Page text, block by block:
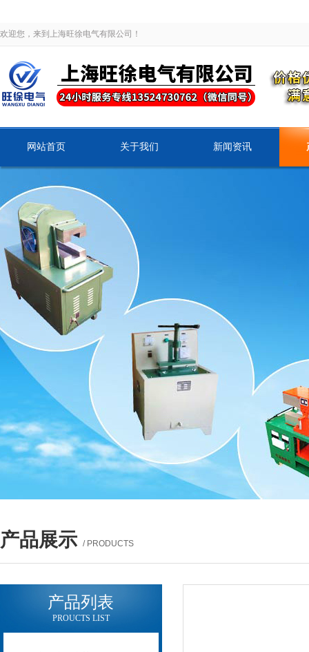
欢迎您，来到上海旺徐电气有限公司！
网站首页 关于我们 新闻资讯
产品展示 / PRODUCTS
产品列表
PROUCTS LIST